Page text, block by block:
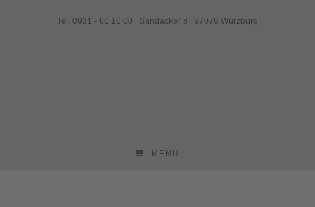
Tel. 0931 - 66 16 00 | Sandäcker 8 | 97076 Würzburg
MENÜ